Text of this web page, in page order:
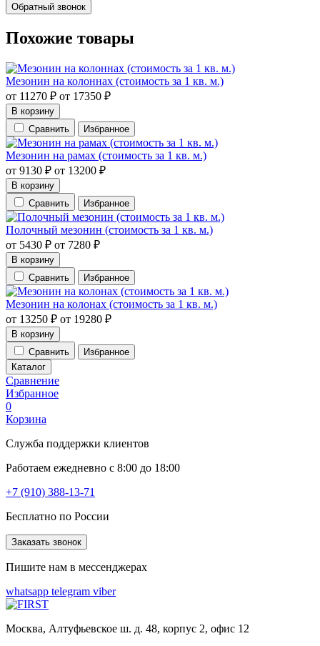
Обратный звонок
Похожие товары
Мезонин на колоннах (стоимость за 1 кв. м.)
от 11270 ₽ от 17350 ₽
В корзину
Сравнить
Избранное
Мезонин на рамах (стоимость за 1 кв. м.)
от 9130 ₽ от 13200 ₽
В корзину
Сравнить
Избранное
Полочный мезонин (стоимость за 1 кв. м.)
от 5430 ₽ от 7280 ₽
В корзину
Сравнить
Избранное
Мезонин на колонах (стоимость за 1 кв. м.)
от 13250 ₽ от 19280 ₽
В корзину
Сравнить
Избранное
Каталог
Сравнение
Избранное
0
Корзина
Служба поддержки клиентов
Работаем ежедневно с 8:00 до 18:00
+7 (910) 388-13-71
Бесплатно по России
Заказать звонок
Пишите нам в мессенджерах
whatsapp telegram viber
Москва, Алтуфьевское ш. д. 48, корпус 2, офис 12